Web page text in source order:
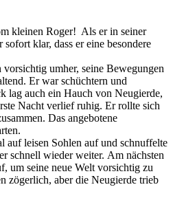
kleinen Roger! Als er in seiner
klar, dass er eine besondere
umher, seine Bewegungen
Er war schüchtern und
lag auch ein Hauch von Neugierde,
Nacht verlief ruhig. Er rollte sich
Das angebotene
auf leisen Sohlen auf und schnuffelte
schnell wieder weiter. Am nächsten
um seine neue Welt vorsichtig zu
zögerlich, aber die Neugierde trieb